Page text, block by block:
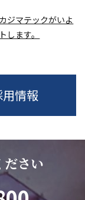
ジマテックがいよ
します。
用情報
ださい